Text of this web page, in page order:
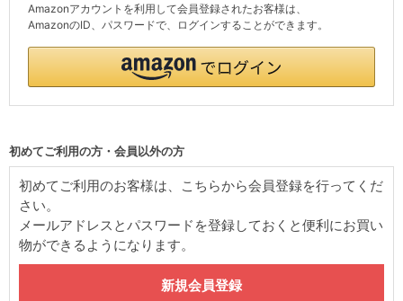
Amazonアカウントを利用して会員登録されたお客様は、
AmazonのID、パスワードで、ログインすることができます。
初めてご利用の方・会員以外の方
初めてご利用のお客様は、こちらから会員登録を行ってくだ
さい。
メールアドレスとパスワードを登録しておくと便利にお買い
物ができるようになります。